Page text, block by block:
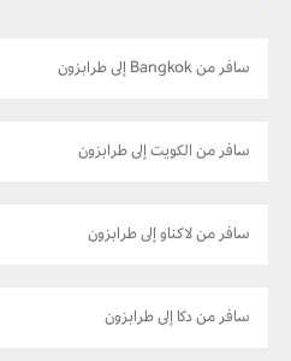
سافر من Bangkok إلى طرابزون
سافر من الكويت إلى طرابزون
سافر من لاكناو إلى طرابزون
سافر من دكا إلى طرابزون